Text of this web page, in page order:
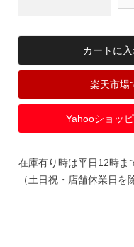
カートに入
楽天市場
Yahooショッ
在庫有り時は平日12時ま
（土日祝・店舗休業日を